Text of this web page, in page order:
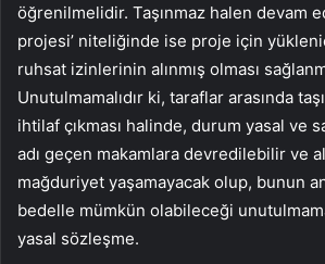
öğrenilmelidir. Taşınmaz halen devam
projesi’ niteliğinde ise proje için
ruhsat izinlerinin alınmış olması
Unutulmamalıdır ki, taraflar arasında
ihtilaf çıkması halinde, durum yasal ve
adı geçen makamlara devredilebilir ve
mağduriyet yaşamayacak olup, bunun
bedelle mümkün olabileceği
yasal sözleşme.